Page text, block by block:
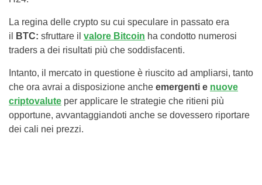
La regina delle crypto su cui speculare in passato era
il
BTC: sfruttare il valore Bitcoin ha condotto numerosi
traders a dei risultati più che soddisfacenti.
Intanto, il mercato in questione è riuscito ad ampliarsi, tanto
che ora avrai a disposizione anche emergenti e nuove
criptovalute per applicare le strategie che ritieni più
opportune, avvantaggiandoti anche se dovessero riportare
dei cali nei prezzi.